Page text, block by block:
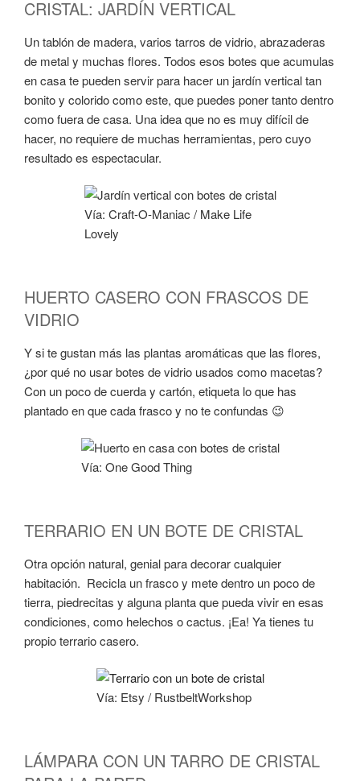
CRISTAL: JARDÍN VERTICAL
Un tablón de madera, varios tarros de vidrio, abrazaderas
de metal y muchas flores. Todos esos botes que acumulas
en casa te pueden servir para hacer un jardín vertical tan
bonito y colorido como este, que puedes poner tanto dentro
como fuera de casa. Una idea que no es muy difícil de
hacer, no requiere de muchas herramientas, pero cuyo
resultado es espectacular.
Vía: Craft-O-Maniac / Make Life
Lovely
HUERTO CASERO CON FRASCOS DE
VIDRIO
Y si te gustan más las plantas aromáticas que las flores,
¿por qué no usar botes de vidrio usados como macetas?
Con un poco de cuerda y cartón, etiqueta lo que has
plantado en que cada frasco y no te confundas 😉
Vía: One Good Thing
TERRARIO EN UN BOTE DE CRISTAL
Otra opción natural, genial para decorar cualquier
habitación. Recicla un frasco y mete dentro un poco de
tierra, piedrecitas y alguna planta que pueda vivir en esas
condiciones, como helechos o cactus. ¡Ea! Ya tienes tu
propio terrario casero.
Vía: Etsy / RustbeltWorkshop
LÁMPARA CON UN TARRO DE CRISTAL